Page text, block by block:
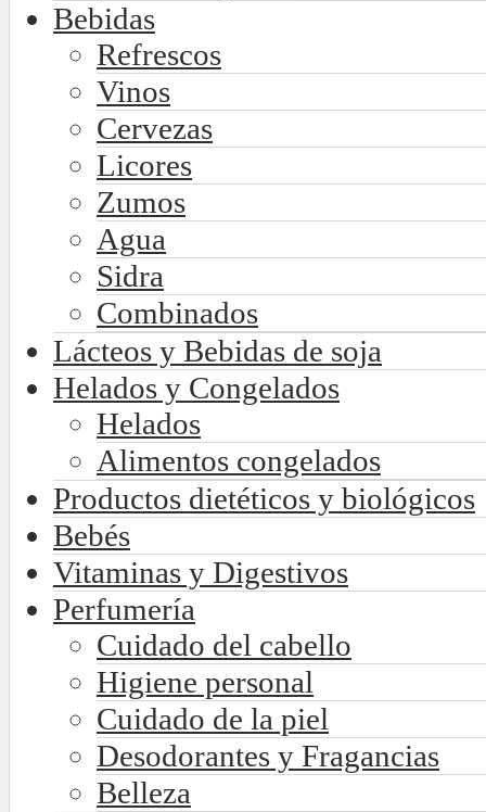
Bebidas
Refrescos
Vinos
Cervezas
Licores
Zumos
Agua
Sidra
Combinados
Lácteos y Bebidas de soja
Helados y Congelados
Helados
Alimentos congelados
Productos dietéticos y biológicos
Bebés
Vitaminas y Digestivos
Perfumería
Cuidado del cabello
Higiene personal
Cuidado de la piel
Desodorantes y Fragancias
Belleza